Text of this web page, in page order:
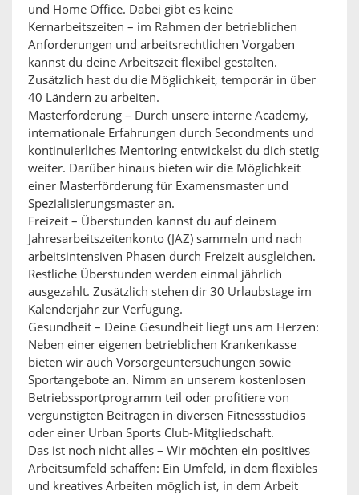
und Home Office. Dabei gibt es keine
Kernarbeitszeiten – im Rahmen der betrieblichen
Anforderungen und arbeitsrechtlichen Vorgaben
kannst du deine Arbeitszeit flexibel gestalten.
Zusätzlich hast du die Möglichkeit, temporär in über
40 Ländern zu arbeiten.
Masterförderung – Durch unsere interne Academy,
internationale Erfahrungen durch Secondments und
kontinuierliches Mentoring entwickelst du dich stetig
weiter. Darüber hinaus bieten wir die Möglichkeit
einer Masterförderung für Examensmaster und
Spezialisierungsmaster an.
Freizeit – Überstunden kannst du auf deinem
Jahresarbeitszeitenkonto (JAZ) sammeln und nach
arbeitsintensiven Phasen durch Freizeit ausgleichen.
Restliche Überstunden werden einmal jährlich
ausgezahlt. Zusätzlich stehen dir 30 Urlaubstage im
Kalenderjahr zur Verfügung.
Gesundheit – Deine Gesundheit liegt uns am Herzen:
Neben einer eigenen betrieblichen Krankenkasse
bieten wir auch Vorsorgeuntersuchungen sowie
Sportangebote an. Nimm an unserem kostenlosen
Betriebssportprogramm teil oder profitiere von
vergünstigten Beiträgen in diversen Fitnessstudios
oder einer Urban Sports Club-Mitgliedschaft.
Das ist noch nicht alles – Wir möchten ein positives
Arbeitsumfeld schaffen: Ein Umfeld, in dem flexibles
und kreatives Arbeiten möglich ist, in dem Arbeit